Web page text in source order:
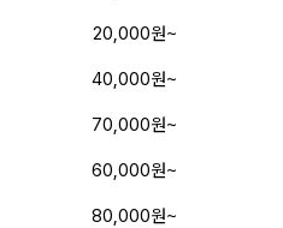
20,000원~
40,000원~
70,000원~
60,000원~
80,000원~